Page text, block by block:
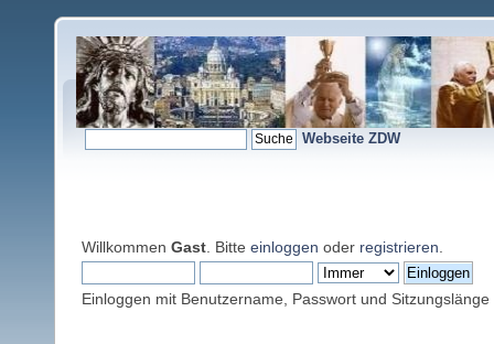
Webseite ZDW
Willkommen Gast . Bitte einloggen oder registrieren
Einloggen mit Benutzername, Passwort und Sitzungslänge